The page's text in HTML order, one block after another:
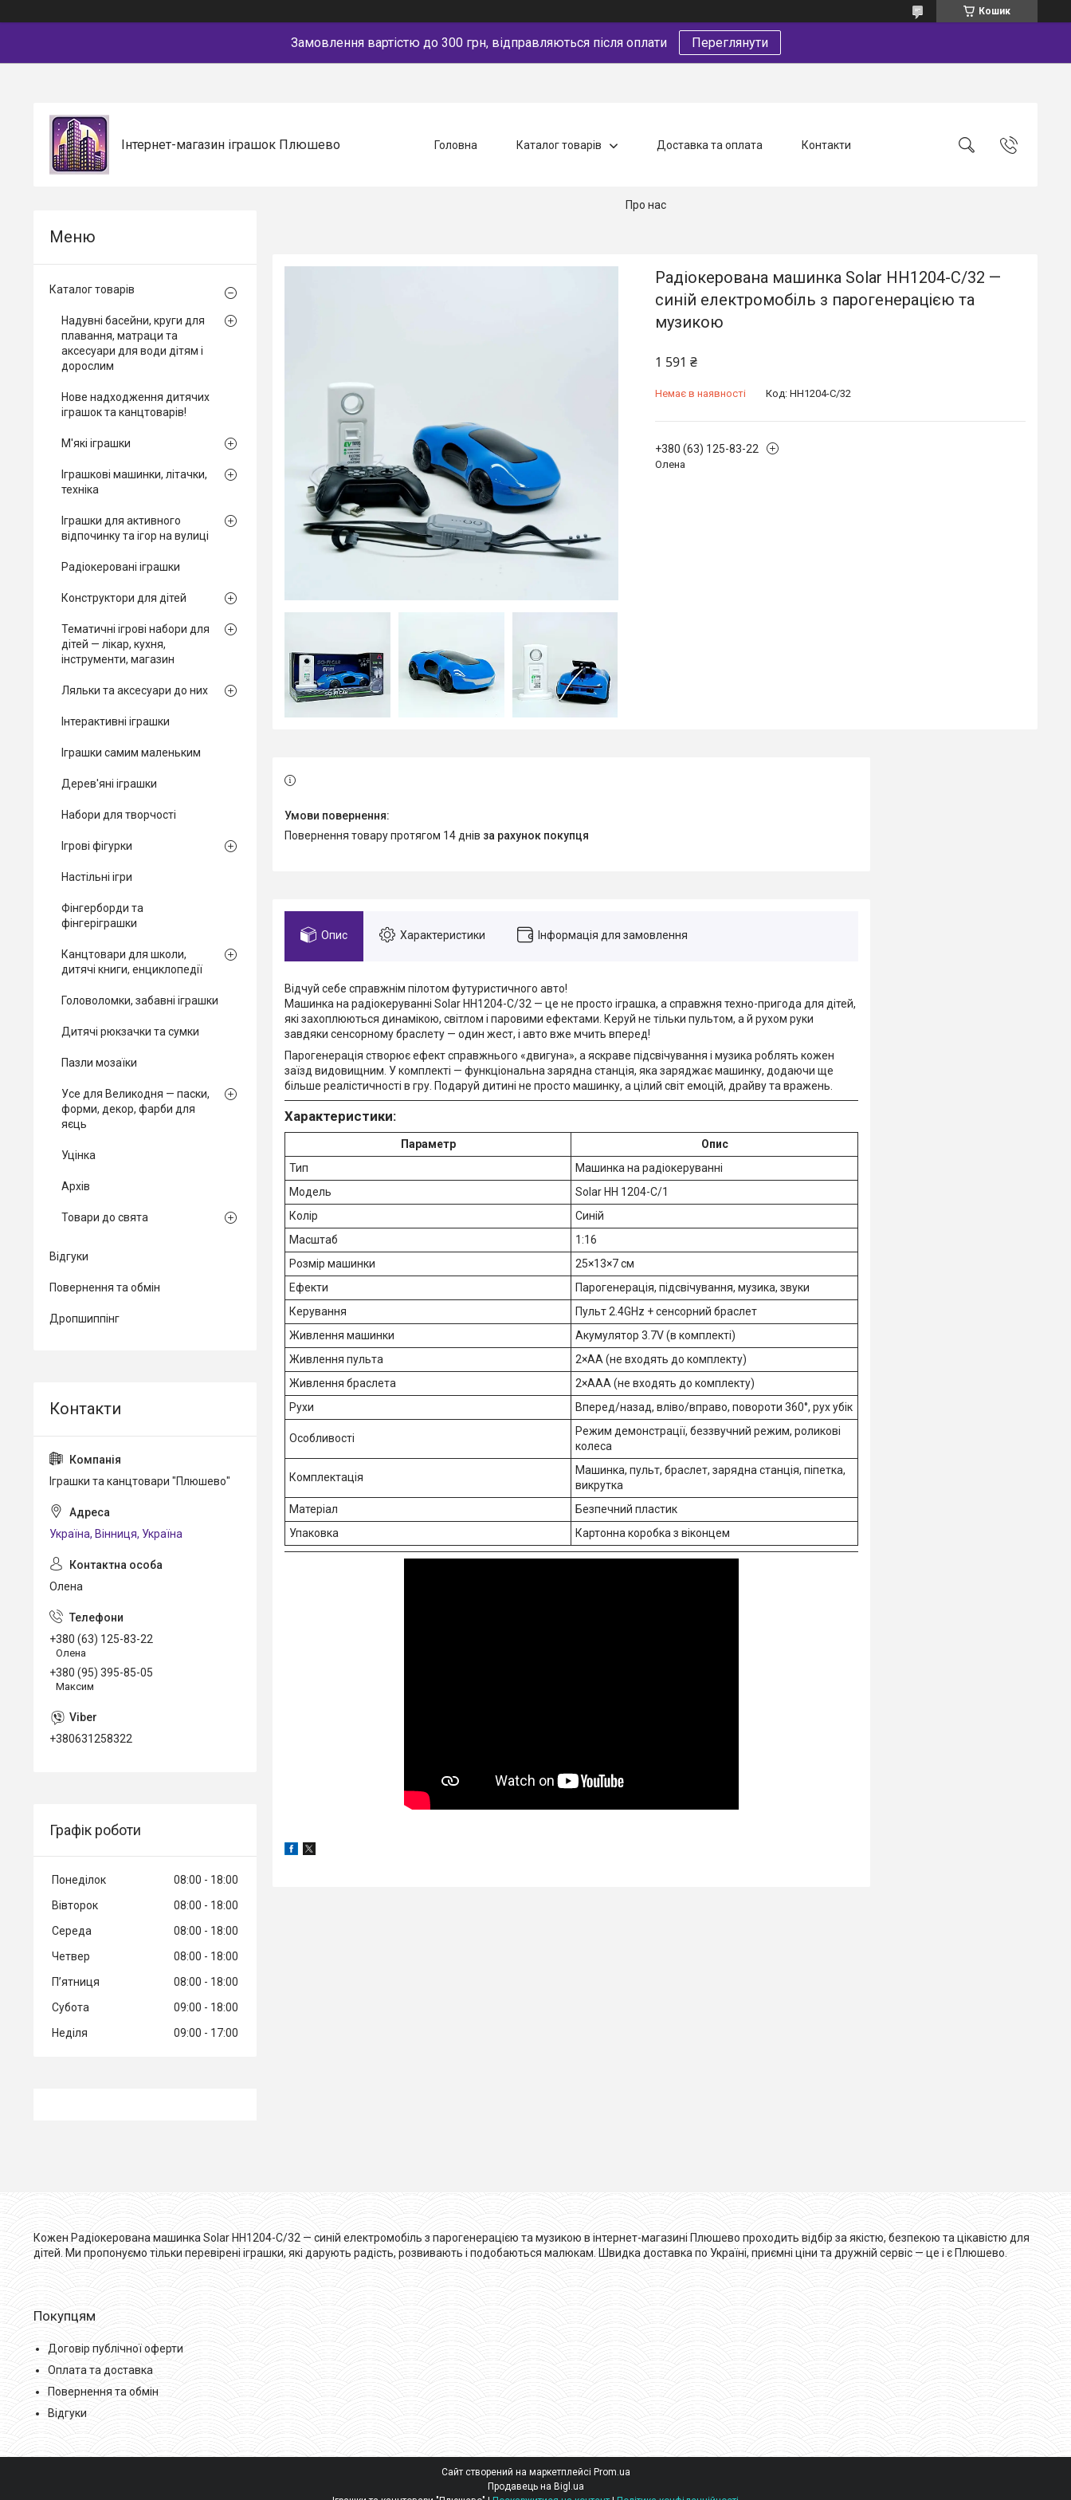
Кошик
Замовлення вартістю до 300 грн, відправляються після оплати Переглянути
Інтернет-магазин іграшок Плюшево Головна Каталог товарів Доставка та оплата Контакти
Про нас
Радіокерована машинка Solar HH1204-C/32 —
синій електромобіль з парогенерацією та
музикою
1 591 ₴
Немає в наявності Код: HH1204-C/32
+380 (63) 125-83-22
Олена
повернення товару протягом 14 днів за рахунок покупця
Опис Характеристики Інформація для замовлення
Відчуй себе справжнім пілотом футуристичного авто!
Машинка на радіокеруванні Solar HH1204-C/32 — це не просто іграшка, а справжня техно-пригода для дітей,
які захоплюються динамікою, світлом і паровими ефектами. Керуй не тільки пультом, а й рухом руки
завдяки сенсорному браслету — один жест, і авто вже мчить вперед!
Парогенерація створює ефект справжнього «двигуна», а яскраве підсвічування і музика роблять кожен
заїзд видовищним. У комплекті — функціональна зарядна станція, яка заряджає машинку, додаючи ще
більше реалістичності в гру. Подаруй дитині не просто машинку, а цілий світ емоцій, драйву та вражень.
Характеристики:
Параметр
Опис
Тип
Машинка на радіокеруванні
Модель
Solar HH 1204-C/1
Колір
Синій
Масштаб
1:16
Розмір машинки
25×13×7 см
Ефекти
Парогенерація, підсвічування, музика, звуки
Керування
Пульт 2.4GHz + сенсорний браслет
Живлення машинки
Акумулятор 3.7V (в комплекті)
Живлення пульта
2×AA (не входять до комплекту)
Живлення браслета
2×AAA (не входять до комплекту)
Рухи
Вперед/назад, вліво/вправо, повороти 360°, рух убік
Особливості
Режим демонстрації, беззвучний режим, роликові
колеса
Комплектація
Машинка, пульт, браслет, зарядна станція, піпетка,
викрутка
Матеріал
Безпечний пластик
Упаковка
Картонна коробка з віконцем
Каталог товарів
Надувні басейни, круги для
плавання, матраци та
аксесуари для води дітям і
дорослим
Нове надходження дитячих
іграшок та канцтоварів!
М'які іграшки
Іграшкові машинки, літачки,
техніка
Іграшки для активного
відпочинку та ігор на вулиці
Радіокеровані іграшки
Конструктори для дітей
Тематичні ігрові набори для
дітей — лікар, кухня,
інструменти, магазин
Ляльки та аксесуари до них
Інтерактивні іграшки
Іграшки самим маленьким
Дерев'яні іграшки
Набори для творчості
Ігрові фігурки
Настільні ігри
Фінгерборди та
фінгеріграшки
Канцтовари для школи,
дитячі книги, енциклопедії
Головоломки, забавні іграшки
Дитячі рюкзачки та сумки
Пазли мозаїки
Усе для Великодня — паски,
форми, декор, фарби для
яєць
Уцінка
Архів
Товари до свята
Відгуки
Повернення та обмін
Дропшиппінг
Іграшки та канцтовари "Плюшево"
Україна, Вінниця, Україна
Олена
+380 (63) 125-83-22
Олена
+380 (95) 395-85-05
Максим
+380631258322
Графік роботи
Понеділок 08:00
18:00
Вівторок
08:00
18:00
Середа
08:00
18:00
Четвер
08:00
18:00
Пʼятниця
08:00
18:00
Субота
09:00
18:00
Неділя
09:00 17:00
Кожен Радіокерована машинка Solar HH1204-C/32 — синій електромобіль з парогенерацією та музикою в інтернет-магазині Плюшево проходить відбір за якістю, безпекою та цікавістю для
дітей. Ми пропонуємо тільки перевірені іграшки, які дарують радість, розвивають і подобаються малюкам. Швидка доставка по Україні, приємні ціни та дружній сервіс — це і є Плюшево.
Покупцям
Договір публічної оферти
Оплата та доставка
Повернення та обмін
Відгуки
Сайт створений на маркетплейсі Prom.ua
Продавець на Bigl.ua